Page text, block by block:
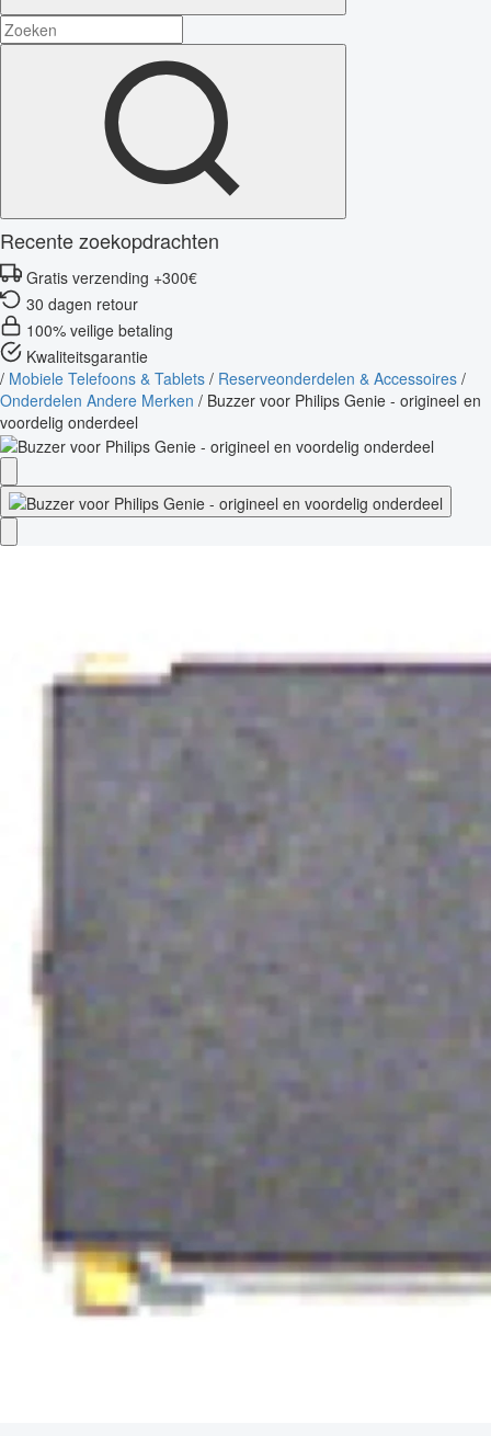
Recente zoekopdrachten
Gratis verzending +300€
30 dagen retour
100% veilige betaling
Kwaliteitsgarantie
/ Mobiele Telefoons & Tablets / Reserveonderdelen & Accessoires /
Onderdelen Andere Merken / Buzzer voor Philips Genie - origineel en
voordelig onderdeel